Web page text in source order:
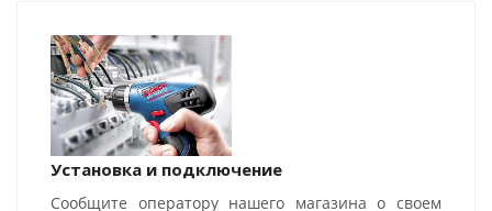
Установка и подключение
Сообщите оператору нашего магазина о своем